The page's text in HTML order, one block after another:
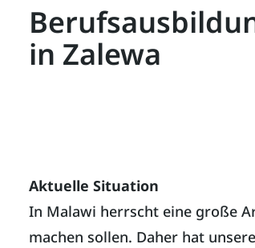
in Zalewa
Aktuelle Situation
In Malawi herrscht eine große
machen sollen. Daher hat